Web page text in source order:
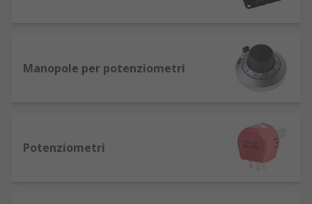
Come funziona un resistore variabile in un
Il ruolo di un resistore variabile in un circuito è
quello di consentire di variare la quantità di
resistenza. Quando la resistenza diminuisce, il
Manopole per potenziometri
Potenziometri